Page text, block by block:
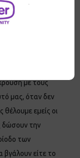
Ως ενήλικοι
σε
συνειδητά, είτε
άλλους και
με τους
μας, όταν δεν
εμείς οι
δώσουν την
των
βγάλουν είτε το